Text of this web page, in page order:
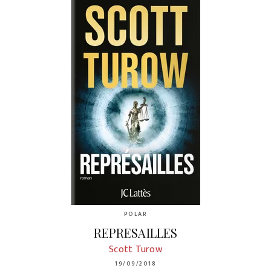
POLAR
REPRESAILLES
Scott Turow
19/09/2018